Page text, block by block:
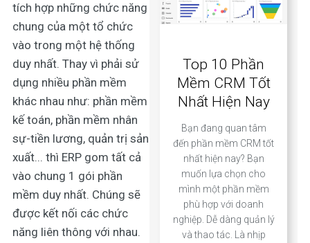
tích hợp những chức năng
chung của một tổ chức
vào trong một hệ thống
duy nhất. Thay vì phải sử
dụng nhiều phần mềm
khác nhau như: phần mềm
kế toán, phần mềm nhân
sự-tiền lương, quản trị sản
xuất... thì ERP gom tất cả
vào chung 1 gói phần
mềm duy nhất. Chúng sẽ
được kết nối các chức
năng liên thông với nhau.
Top 10 Phần
Mềm CRM Tốt
Nhất Hiện Nay
Bạn đang quan tâm
đến phần mềm CRM tốt
nhất hiện nay? Bạn
muốn lựa chọn cho
mình một phần mềm
phù hợp với doanh
nghiệp. Dễ dàng quản lý
và thao tác. Là nhịp